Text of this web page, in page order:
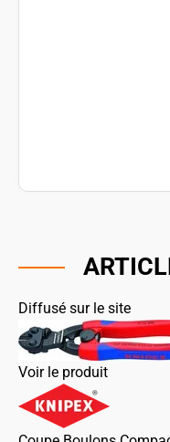
Diffusé sur le site
Voir le produit